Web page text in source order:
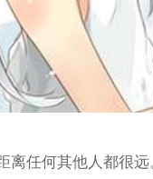
任何其他人都很